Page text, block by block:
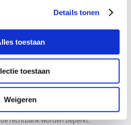
Details tonen
toestaan
toestaan
Weigeren
pleidooien zoals in bepaalde
soms is dit echter een verkeerde
rechter te bewegen de straf zo
ontvangen? Twijfel geen seconde
goede strafrechtadvocaat. Zo kan
bijvoorbeeld een hoger beroep
rechtbank worden beperkt.